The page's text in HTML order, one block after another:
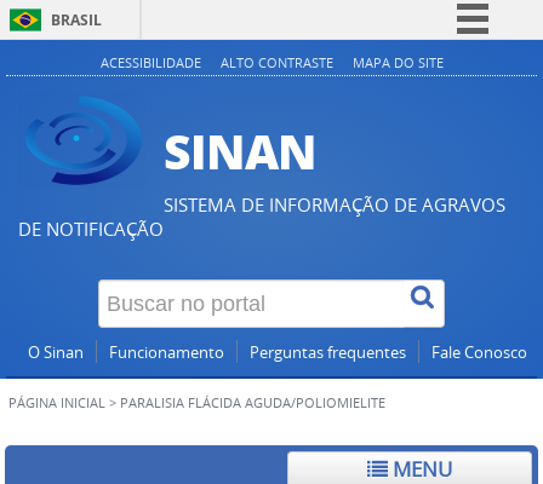
BRASIL
Simplifique!
Acesso à informação
Legislação
ACESSIBILIDADE ALTO CONTRASTE MAPA DO SITE
SINAN
SISTEMA DE INFORMAÇÃO DE AGRAVOS
DE NOTIFICAÇÃO
O Sinan Funcionamento Perguntas frequentes Fale Conosco
PÁGINA INICIAL > PARALISIA FLÁCIDA AGUDA/POLIOMIELITE
MENU